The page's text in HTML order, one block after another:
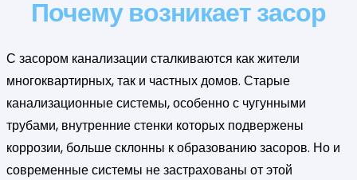
Почему возникает засор
С засором канализации сталкиваются как жители
многоквартирных, так и частных домов. Старые
канализационные системы, особенно с чугунными
трубами, внутренние стенки которых подвержены
коррозии, больше склонны к образованию засоров. Но и
современные системы не застрахованы от этой